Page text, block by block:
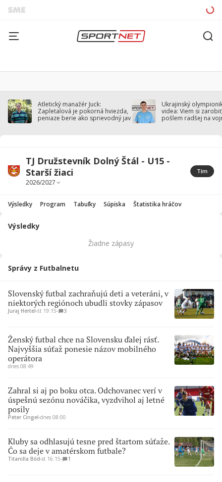
Atletický manažér Juck:
Zapletalová je pokorná hviezda,
peniaze berie ako sprievodný jav
Ukrajinský
videa: Viem si
pošlem radšej na
TJ Družstevník Dolný Štál - U15 -
Starší žiaci
Tím
Výsledky Program Tabuľky Súpiska Štatistika hráčov
Výsledky
Žiadne zápasy
Správy z Futbalnetu
Slovenský futbal zachraňujú deti a veteráni, v
niektorých regiónoch ubudli stovky zápasov
Juraj Hertel∙št 19:15∙ 3
Ženský futbal chce na Slovensku ďalej rásť.
Najvyššia súťaž ponesie názov mobilného
operátora
dnes 08:49
Zahral si aj po boku otca. Odchovanec verí v
úspešnú sezónu nováčika, vyzdvihol aj letné
posily
Peter Cingel∙dnes 08:00
Kluby sa odhlasujú tesne pred štartom súťaže.
Čo sa deje v amatérskom futbale?
Titanilla Bőd∙st 16:15∙ 1